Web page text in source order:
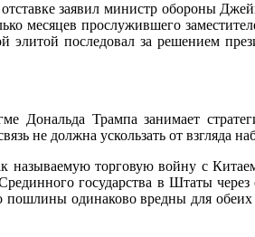
заявил министр обороны
месяцев прослужившего
последовал за решением
Дональда Трампа занимает
не должна ускользать от взгляда
называемую торговую войну с
Срединного государства в Штаты
пошлины одинаково вредны для